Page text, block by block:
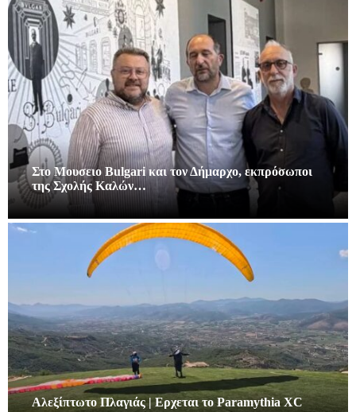
Στο Μουσειο Bulgari και τον Δήμαρχο, εκπρόσωποι
της Σχολής Καλών…
Αλεξίπτωτο Πλαγιάς | Ερχεται το Paramythia XC